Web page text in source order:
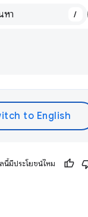
/
นี้มีประโยชน์ไหม